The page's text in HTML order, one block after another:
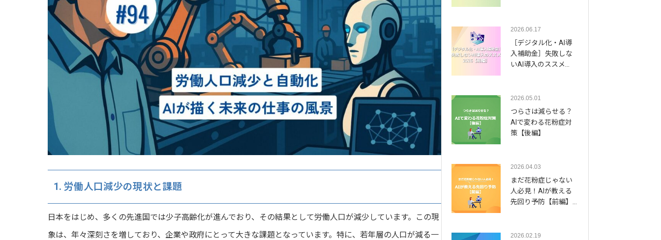
1. 労働人口減少の現状と課題
日本をはじめ、多くの先進国では少子高齢化が進んでおり、その結果として労働人口が減少しています。この現
象は、年々深刻さを増しており、企業や政府にとって大きな課題となっています。特に、若年層の人口が減る一
2026.06.17
［デジタル化・AI導
入補助金］失敗しな
いAI導入のススメ…
2026.05.01
つらさは減らせる？
AIで変わる花粉症対
策【後編】
2026.04.03
まだ花粉症じゃない
人必見！AIが教える
先回り予防【前編】…
2026.02.19